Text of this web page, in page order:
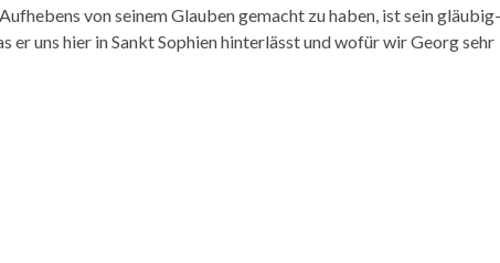
von seinem Glauben gemacht zu haben, ist sein gläubig-
uns hier in Sankt Sophien hinterlässt und wofür wir Georg sehr